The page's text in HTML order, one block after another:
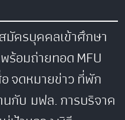
มัครบุคคลเข้าศึกษา
ร้อมถ่ายทอดMFU
จดหมายข่าวที่พัก
นกับ มฟล.การบริจาค